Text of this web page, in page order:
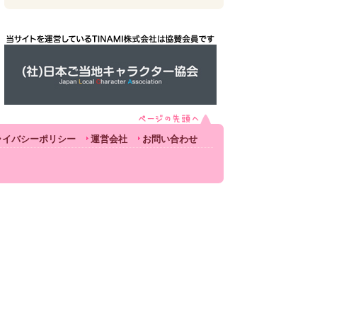
イバシーポリシー 運営会社 お問い合わせ